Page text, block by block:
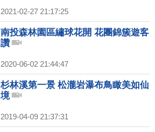
2021-02-27 21:17:25
南投森林園區繡球花開 花團錦簇遊客
讚
2020-06-02 21:44:47
杉林溪第一景 松瀧岩瀑布鳥瞰美如仙
境
2019-04-09 21:37:31